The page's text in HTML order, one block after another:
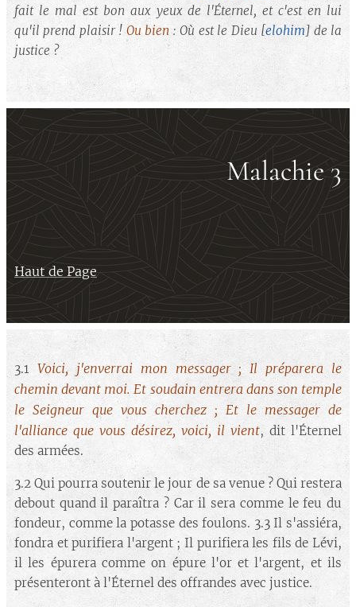
fait le mal est bon aux yeux de l'Éternel, et c'est en lui
qu'il prend plaisir !Ou bien : Où est le Dieu [elohim]de la
justice ?
Malachie 3
Haut de Page
3.1 Voici, j'enverrai mon messager ; Il préparera le
chemin devant moi. Et soudain entrera dans son temple
le Seigneur que vous cherchez ; Et le messager de
l'alliance que vous désirez, voici, il vient, dit l'Éternel
des armées.
3.2 Qui pourra soutenir le jour de sa venue ? Qui restera
debout quand il paraîtra ? Car il sera comme le feu du
fondeur, comme la potasse des foulons. 3.3 Il s'assiéra,
fondra et purifiera l'argent ; Il purifiera les fils de Lévi,
il les épurera comme on épure l'or et l'argent, et ils
présenteront à l'Éternel des offrandes avec justice.